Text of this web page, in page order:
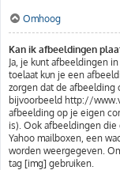
Omhoog
Kan ik afbeeldingen
Ja, je kunt afbeeldingen
toelaat kun je een
zorgen dat de afbeelding
bijvoorbeeld http://
afbeelding op je eigen
is). Ook afbeeldingen
Yahoo mailboxen, een
worden weergegeven.
tag [img] gebruiken.